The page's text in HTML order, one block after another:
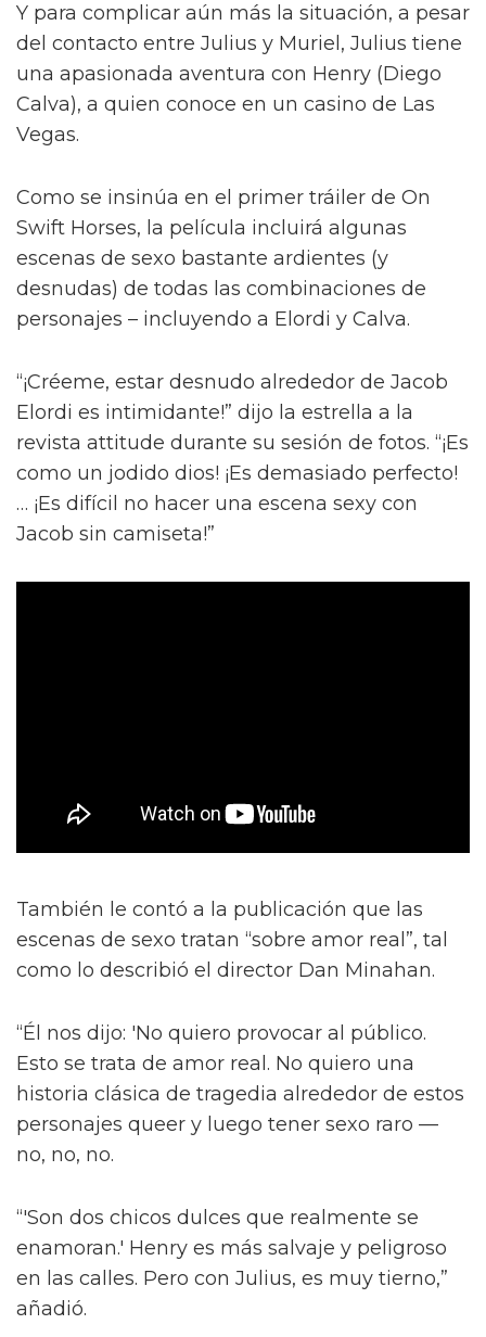
Y para complicar aún más la situación, a pesar
del contacto entre Julius y Muriel, Julius tiene
una apasionada aventura con Henry (Diego
Calva), a quien conoce en un casino de Las
Vegas.
Como se insinúa en el primer tráiler de On
Swift Horses, la película incluirá algunas
escenas de sexo bastante ardientes (y
desnudas) de todas las combinaciones de
personajes – incluyendo a Elordi y Calva.
“¡Créeme, estar desnudo alrededor de Jacob
Elordi es intimidante!” dijo la estrella a la
revista attitude durante su sesión de fotos. “¡Es
como un jodido dios! ¡Es demasiado perfecto!
… ¡Es difícil no hacer una escena sexy con
Jacob sin camiseta!”
También le contó a la publicación que las
escenas de sexo tratan “sobre amor real”, tal
como lo describió el director Dan Minahan.
“Él nos dijo: 'No quiero provocar al público.
Esto se trata de amor real. No quiero una
historia clásica de tragedia alrededor de estos
personajes queer y luego tener sexo raro —
no, no, no.
“'Son dos chicos dulces que realmente se
enamoran.' Henry es más salvaje y peligroso
en las calles. Pero con Julius, es muy tierno,”
añadió.